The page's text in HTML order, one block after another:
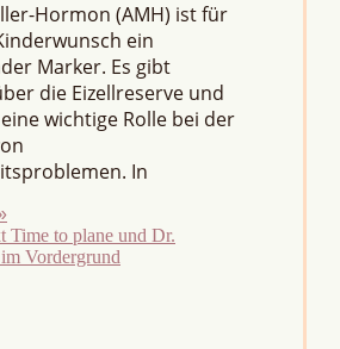
Hormon (AMH) ist für
ein
Marker. Es gibt
die Eizellreserve und
wichtige Rolle bei der
In